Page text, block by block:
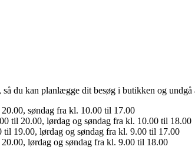
du kan planlægge dit besøg i butikken og
søndag fra kl. 10.00 til 17.00
til 20.00, lørdag og søndag fra kl. 10.00 til 18.00
19.00, lørdag og søndag fra kl. 9.00 til 17.00
lørdag og søndag fra kl. 9.00 til 18.00